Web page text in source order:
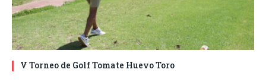
V Torneo de Golf Tomate Huevo Toro